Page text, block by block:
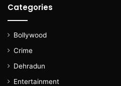
Categories
Bollywood
Crime
Dehradun
Entertainment